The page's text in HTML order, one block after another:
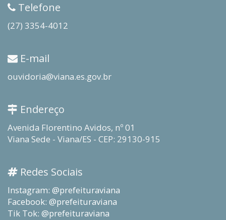
Telefone
(27) 3354-4012
E-mail
ouvidoria@viana.es.gov.br
Endereço
Avenida Florentino Avidos, nº 01
Viana Sede - Viana/ES - CEP: 29130-915
Redes Sociais
Instagram: @prefeituraviana
Facebook: @prefeituraviana
Tik Tok: @prefeituraviana